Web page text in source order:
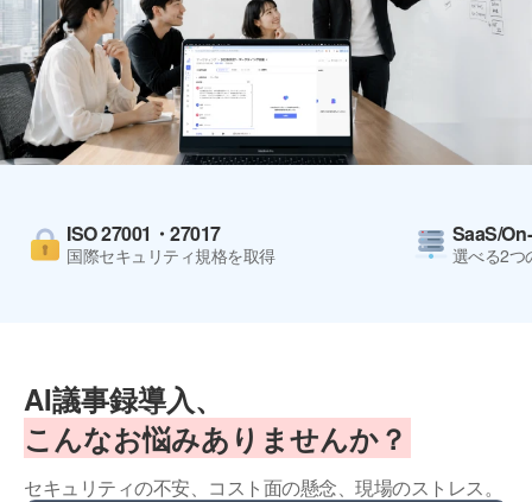
ISO 27001・27017
国際セキュリティ規格を取得
SaaS/
選べる2つ
AI議事録導入、
こんなお悩みありませんか？
セキュリティの不安、コスト面の懸念、現場のストレス。